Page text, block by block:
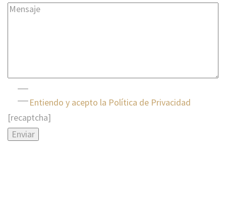
Entiendo y acepto la Política de Privacidad
[recaptcha]